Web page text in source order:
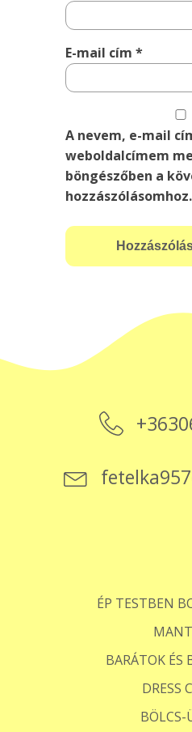
E-mail cím*
A nevem, e-mail
weboldalcímem
böngészőben a
hozzászólásomhoz.
ÉP TESTBEN
BARÁTOK ÉS
DRESS
BÖLCS-